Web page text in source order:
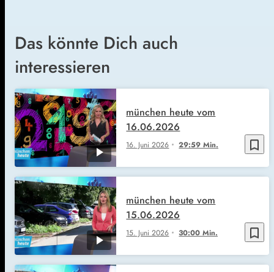
Das könnte Dich auch
interessieren
bookmark_border
16. Juni 2026 29:59 Min.
münchen heute vom
16.06.2026
bookmark_border
15. Juni 2026 30:00 Min.
münchen heute vom
15.06.2026